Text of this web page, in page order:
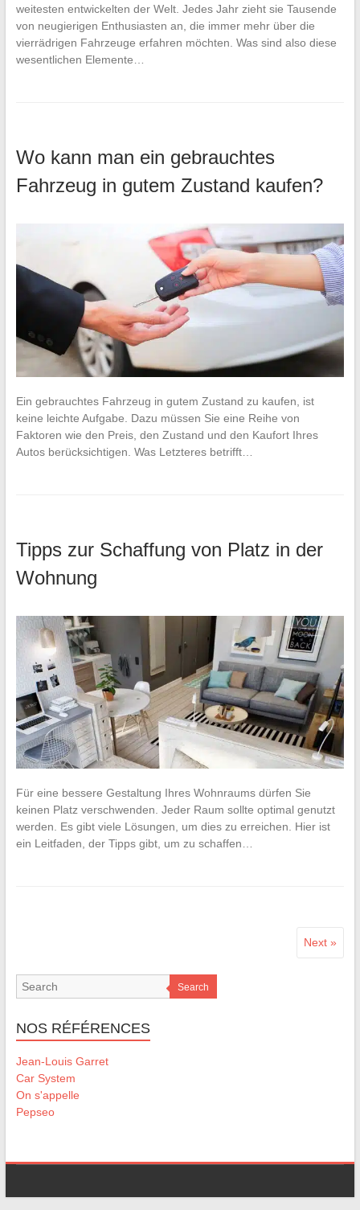
weitesten entwickelten der Welt. Jedes Jahr zieht sie Tausende
von neugierigen Enthusiasten an, die immer mehr über die
vierrädrigen Fahrzeuge erfahren möchten. Was sind also diese
wesentlichen Elemente…
Wo kann man ein gebrauchtes
Fahrzeug in gutem Zustand kaufen?
Ein gebrauchtes Fahrzeug in gutem Zustand zu kaufen, ist
keine leichte Aufgabe. Dazu müssen Sie eine Reihe von
Faktoren wie den Preis, den Zustand und den Kaufort Ihres
Autos berücksichtigen. Was Letzteres betrifft…
Tipps zur Schaffung von Platz in der
Wohnung
Für eine bessere Gestaltung Ihres Wohnraums dürfen Sie
keinen Platz verschwenden. Jeder Raum sollte optimal genutzt
werden. Es gibt viele Lösungen, um dies zu erreichen. Hier ist
ein Leitfaden, der Tipps gibt, um zu schaffen…
Next »
Search
NOS RÉFÉRENCES
Jean-Louis Garret
Car System
On s'appelle
Pepseo